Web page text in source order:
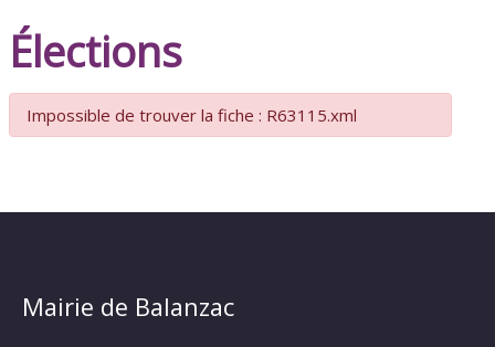
Élections
Impossible de trouver la fiche : R63115.xml
Mairie de Balanzac